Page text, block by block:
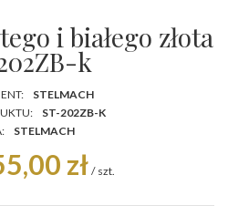
i białego złota
k
STELMACH
ST-202ZB-K
STELMACH
zł / szt.